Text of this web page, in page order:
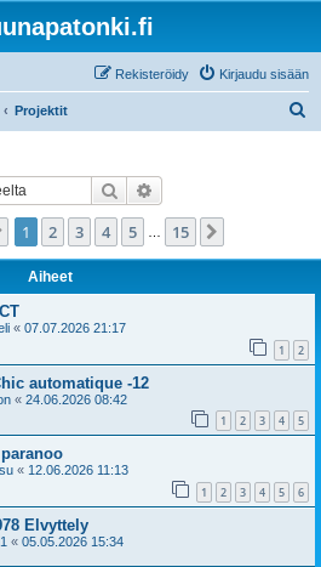
Kirjaudu sisään
Rekisteröidy
Projektit
Etsi
Sivu /15
1 2 3 4 5 15
Aiheet
« 07.07.2026 21:17
1 2
automatique -12
« 24.06.2026 08:42
1 2 3 4 5
« 12.06.2026 11:13
1 2 3 4 5 6
Elvyttely
« 05.05.2026 15:34